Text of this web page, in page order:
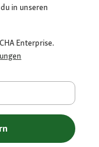
in unseren
Enterprise.